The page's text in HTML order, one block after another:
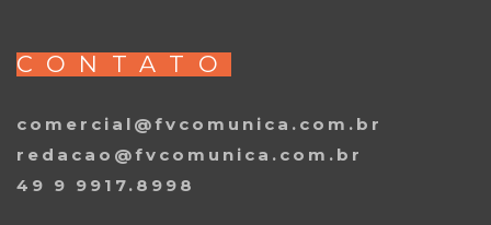
CONTATO
comercial@fvcomunica.com.br
redacao@fvcomunica.com.br
49 9 9917.8998